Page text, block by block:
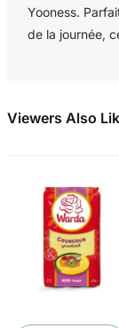
Yooness.
de la journée,
Viewers Also